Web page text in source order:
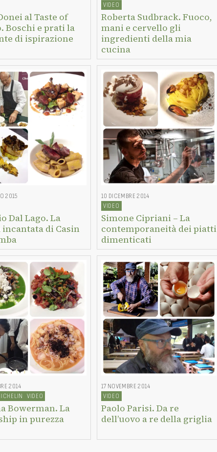
al Taste of
Boschi e prati la
di ispirazione
VIDEO
Roberta Sudbrack. Fuoco,
mani e cervello gli
ingredienti della mia
cucina
2015
Dal Lago. La
di Casin
10 DICEMBRE 2014
VIDEO
Simone Cipriani – La
contemporaneità dei piatti
dimenticati
2014
VIDEO
Bowerman. La
in purezza
17 NOVEMBRE 2014
VIDEO
Paolo Parisi. Da re
dell’uovo a re della griglia